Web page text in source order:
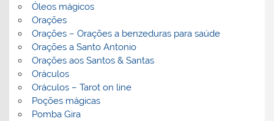
Óleos mágicos
Orações
Orações – Orações a benzeduras para saúde
Orações a Santo Antonio
Orações aos Santos & Santas
Oráculos
Oráculos – Tarot on line
Poções mágicas
Pomba Gira